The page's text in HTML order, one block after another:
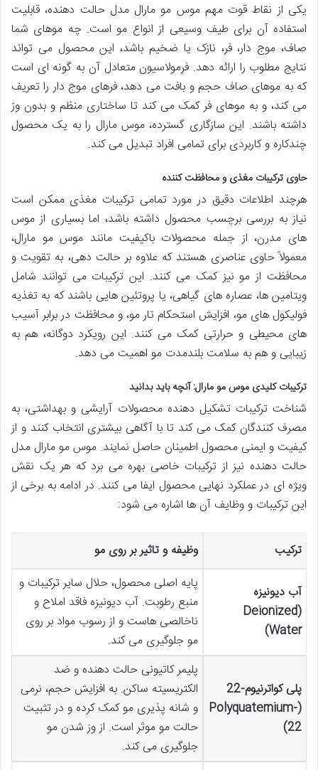
یکی از نقاط قوت مهم موس مو مارال مدل حالت دهنده، قابلیت
استفاده آن برای طیف وسیعی از انواع مو است. چه موهای شما
صاف، موج دار، فر، نازک یا ضخیم باشد، این محصول می تواند
نتایج مطلوب را ارائه دهد. فرمولاسیون متعادل آن به گونه ای است
که به موهای صاف حجم و بافت می دهد، فرهای موج دار را تعریف
می کند، و به موهای فر کمک می کند تا ساختاری منظم و بدون وز
داشته باشند. این سازگاری گسترده، موس مارال را به یک محصول
چندکاره و کاربردی برای تمامی افراد تبدیل می کند.
حاوی ترکیبات مغذی و محافظت کننده
هرچند اطلاعات دقیق در مورد تمامی ترکیبات مغذی ممکن است
نیاز به بررسی برچسب محصول داشته باشد، اما بسیاری از موس
های مدرن، از جمله محصولات باکیفیت مانند موس مو مارال،
معمولاً حاوی عناصری هستند که علاوه بر حالت دهی، به تقویت و
محافظت از مو نیز کمک می کنند. این ترکیبات می توانند شامل
ویتامین ها، عصاره های گیاهی، یا پروتئین هایی باشند که به تغذیه
فولیکول های مو، افزایش استحکام تار مو، و محافظت در برابر آسیب
های محیطی و حرارتی کمک می کنند. این رویکرد دوگانه، هم به
زیبایی و هم به سلامت بلندمدت مو اهمیت می دهد.
ترکیبات کلیدی موس مو مارال: آنچه باید بدانید
شناخت ترکیبات تشکیل دهنده محصولات آرایشی و بهداشتی، به
مصرف کنندگان کمک می کند تا با آگاهی بیشتری انتخاب کنند و از
کیفیت و ایمنی محصول اطمینان حاصل نمایند. موس مو مارال مدل
حالت دهنده نیز از ترکیبات خاصی بهره می برد که هر یک نقش
ویژه ای در عملکرد نهایی محصول ایفا می کنند. در ادامه به برخی از
این ترکیبات و وظایف آن ها اشاره می شود:
ترکیب وظیفه و تاثیر بر روی مو
آب دیونیزه
(Deionized
Water)
پایه اصلی محصول، حلال سایر ترکیبات و
منبع رطوبت. آب دیونیزه فاقد املاح و
ناخالصی هاست و از رسوب مواد بر روی
مو جلوگیری می کند.
پلی کواترنیوم-22
(Polyquaternium-
22)
پلیمر کاتیونی حالت دهنده و ضد
الکتریسیته ساکن. به افزایش حجم، نرمی
و شانه پذیری مو کمک کرده و در تثبیت
حالت مو موثر است. از وز شدن مو
جلوگیری می کند.